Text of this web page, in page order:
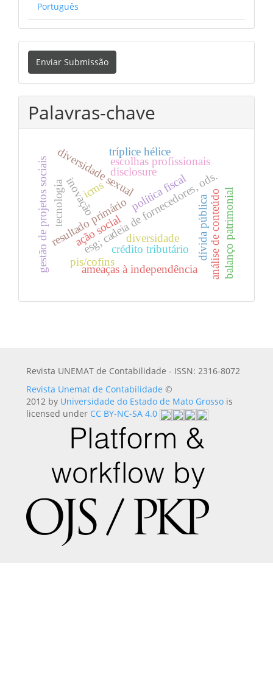
Português
Enviar
Submissão
Enviar Submissão
Palavras-chave
esg; cadeia de fornecedores, ods.
política fiscal
resultado primário dívida pública
diversidade
diversidade sexual
disclosure
análise de conteúdo
gestão de projetos sociais inovação
icms
pis/cofins
crédito tributário balanço patrimonial
escolhas profissionais
ação social
ameaças à independência
tríplice hélice
tecnologia
Revista UNEMAT de Contabilidade - ISSN: 2316-8072
Revista Unemat de Contabilidade ©
2012 by Universidade do Estado de Mato Grosso is
licensed under CC BY-NC-SA 4.0